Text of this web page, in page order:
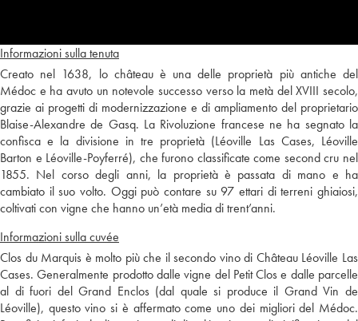
Informazioni sulla tenuta
Creato nel 1638, lo château è una delle proprietà più antiche del
Médoc e ha avuto un notevole successo verso la metà del XVIII secolo,
grazie ai progetti di modernizzazione e di ampliamento del proprietario
Blaise-Alexandre de Gasq. La Rivoluzione francese ne ha segnato la
confisca e la divisione in tre proprietà (Léoville Las Cases, Léoville
Barton e Léoville-Poyferré), che furono classificate come second cru nel
1855. Nel corso degli anni, la proprietà è passata di mano e ha
cambiato il suo volto. Oggi può contare su 97 ettari di terreni ghiaiosi,
coltivati con vigne che hanno un’età media di trent’anni.
Informazioni sulla cuvée
Clos du Marquis è molto più che il secondo vino di Château Léoville Las
Cases. Generalmente prodotto dalle vigne del Petit Clos e dalle parcelle
al di fuori del Grand Enclos (dal quale si produce il Grand Vin de
Léoville), questo vino si è affermato come uno dei migliori del Médoc.